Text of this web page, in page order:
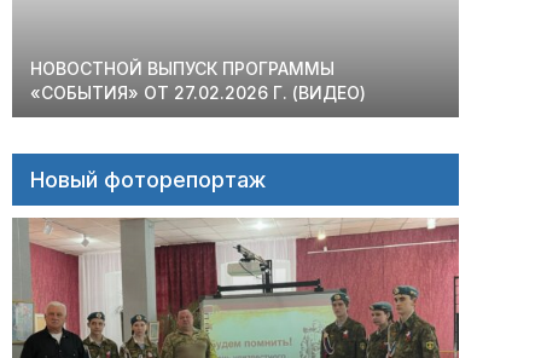
НОВОСТНОЙ ВЫПУСК ПРОГРАММЫ
«СОБЫТИЯ» ОТ 27.02.2026 Г. (ВИДЕО)
Новый фоторепортаж